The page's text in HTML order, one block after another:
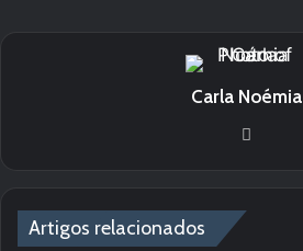
Carla Noémia
Artigos relacionados